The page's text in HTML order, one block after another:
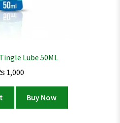
Lube 50ML
1,000
Buy Now